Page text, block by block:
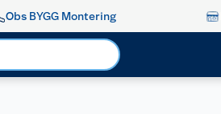
Obs BYGG Montering